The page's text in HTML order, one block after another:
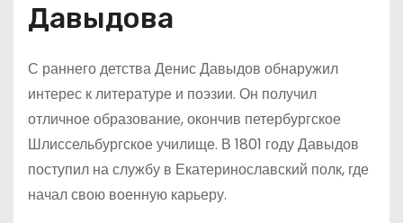
Давыдова
С раннего детства Денис Давыдов обнаружил
интерес к литературе и поэзии. Он получил
отличное образование, окончив петербургское
Шлиссельбургское училище. В 1801 году Давыдов
поступил на службу в Екатеринославский полк, где
начал свою военную карьеру.